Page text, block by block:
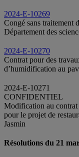
2024-E-10269
Congé sans traitement
Département des
2024-E-10270
Contrat pour des
d’humidification au
2024-E-10271
CONFIDENTIEL
Modification au contrat
pour le projet de
Jasmin
Résolutions du 21